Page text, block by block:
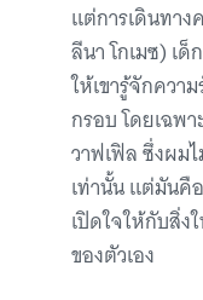
แต่การเดินทาง
ลีนา โกเมซ) เ
ให้เขารู้จักควา
กรอบ โดยเฉพ
วาฟเฟิล ซึ่งผม
เท่านั้น แต่มันคื
เปิดใจให้กับสิ่
ของตัวเอง